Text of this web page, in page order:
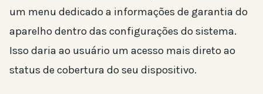
um menu dedicado a informações de garantia do
aparelho dentro das configurações do sistema.
Isso daria ao usuário um acesso mais direto ao
status de cobertura do seu dispositivo.